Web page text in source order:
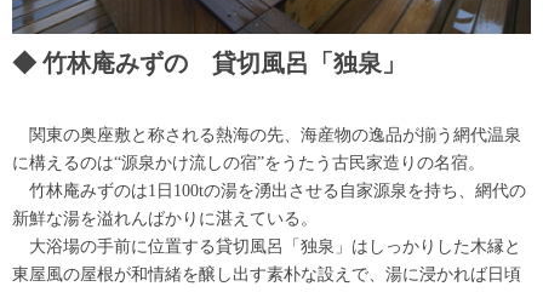
竹林庵みずの 貸切風呂「独泉」
関東の奥座敷と称される熱海の先、海産物の逸品が揃う網代温泉
に構えるのは“源泉かけ流しの宿”をうたう古民家造りの名宿。
竹林庵みずのは1日100tの湯を湧出させる自家源泉を持ち、網代の
新鮮な湯を溢れんばかりに湛えている。
大浴場の手前に位置する貸切風呂「独泉」はしっかりした木縁と
東屋風の屋根が和情緒を醸し出す素朴な設えで、湯に浸かれば日頃